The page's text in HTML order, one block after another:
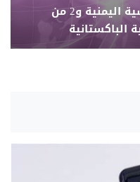
قيادة التحالف: مصاب من الجنسية اليمنية و2 من